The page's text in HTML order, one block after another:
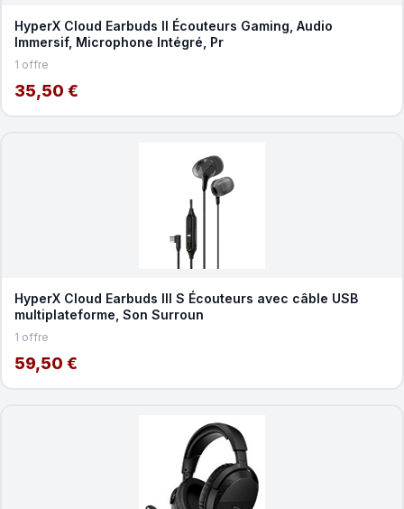
HyperX Cloud Earbuds II Écouteurs Gaming, Audio
Immersif, Microphone Intégré, Pr
1 offre
35,50 €
HyperX Cloud Earbuds III S Écouteurs avec câble USB
multiplateforme, Son Surroun
1 offre
59,50 €